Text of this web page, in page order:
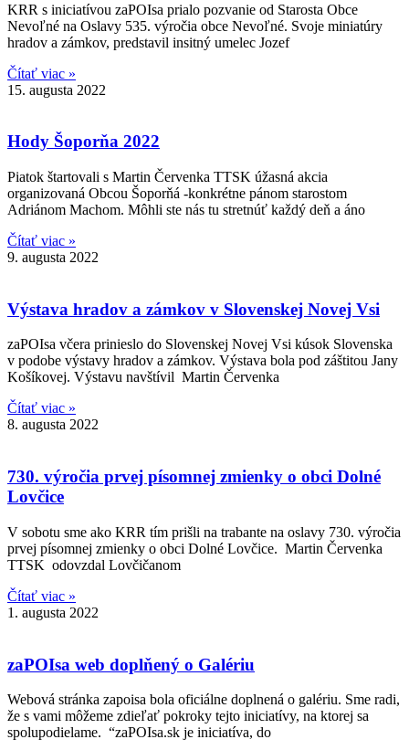
KRR s iniciatívou zaPOIsa prialo pozvanie od Starosta Obce
Nevoľné na Oslavy 535. výročia obce Nevoľné. Svoje miniatúry
hradov a zámkov, predstavil insitný umelec Jozef
Čítať viac »
15. augusta 2022
Hody Šoporňa 2022
Piatok štartovali s Martin Červenka TTSK úžasná akcia
organizovaná Obcou Šoporňá -konkrétne pánom starostom
Adriánom Machom. Môhli ste nás tu stretnúť každý deň a áno
Čítať viac »
9. augusta 2022
Výstava hradov a zámkov v Slovenskej Novej Vsi
zaPOIsa včera prinieslo do Slovenskej Novej Vsi kúsok Slovenska
v podobe výstavy hradov a zámkov. Výstava bola pod záštitou Jany
Košíkovej. Výstavu navštívil Martin Červenka
Čítať viac »
8. augusta 2022
730. výročia prvej písomnej zmienky o obci Dolné
Lovčice
V sobotu sme ako KRR tím prišli na trabante na oslavy 730. výročia
prvej písomnej zmienky o obci Dolné Lovčice. Martin Červenka
TTSK odovzdal Lovčičanom
Čítať viac »
1. augusta 2022
zaPOIsa web doplňený o Galériu
Webová stránka zapoisa bola oficiálne doplnená o galériu. Sme radi,
že s vami môžeme zdieľať pokroky tejto iniciatívy, na ktorej sa
spolupodielame. “zaPOIsa.sk je iniciatíva, do